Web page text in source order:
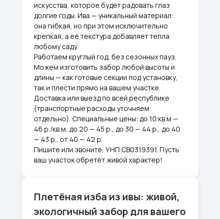
искусства, которое будет радовать глаз
долгие годы. Ива — уникальный материал:
она гибкая, но при этом исключительно
крепкая, а её текстура добавляет тепла
любому саду.
Работаем круглый год, без сезонных пауз.
Можем изготовить забор любой высоты и
длины — как готовые секции под установку,
так и плести прямо на вашем участке.
Доставка или выезд по всей республике
(транспортные расходы уточняем
отдельно). Специальные цены: до 10 кв.м —
46 р./кв.м, до 20 — 45 р., до 30 — 44 р., до 40
— 43 р., от 40 — 42 р.
Пишите или звоните, УНП CB0319391. Пусть
ваш участок обретёт живой характер!
Плетёная изба из ивы: живой,
экологичный забор для вашего